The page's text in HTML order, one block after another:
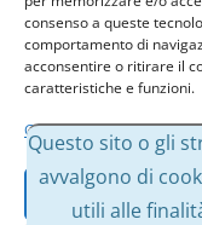
consenso a queste
comportamento di
acconsentire o ritirare il
caratteristiche e funzioni.
Gestisci servizi
come base aveva il
Leggi tutto
Questo sito o gli
avvalgono di
utili alle